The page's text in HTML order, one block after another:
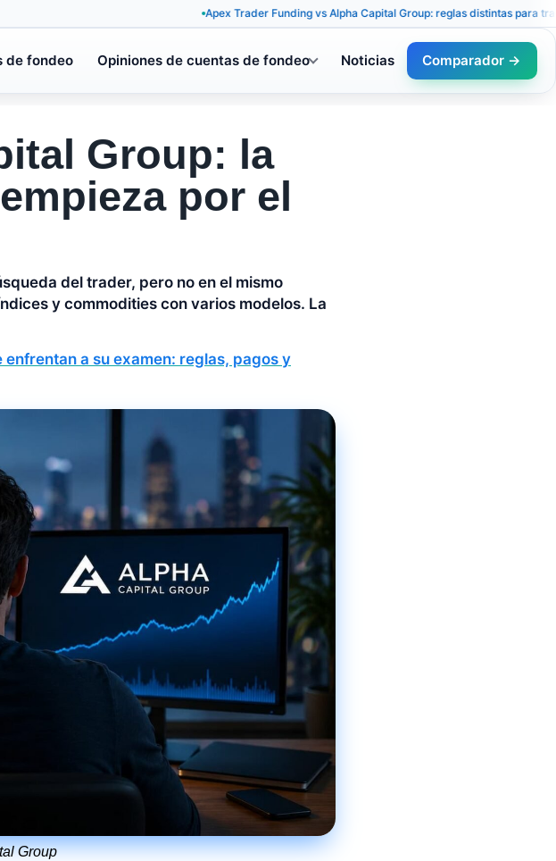
Apex Trader Funding vs Alpha Capital Group: reglas distintas para traders
de fondeo Opiniones de cuentas de fondeo Noticias Comparador →
Group: la
por el
del trader, pero no en el mismo
y commodities con varios modelos. La
enfrentan a su examen: reglas, pagos y
Group